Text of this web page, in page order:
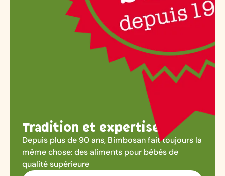
Tradition et expertise
Depuis plus de 90 ans, Bimbosan fait toujours la
même chose: des aliments pour bébés de
qualité supérieure